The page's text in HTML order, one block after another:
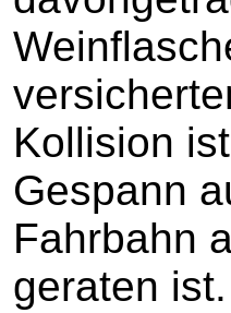
Kollision
Gespann
Fahrbahn
geraten